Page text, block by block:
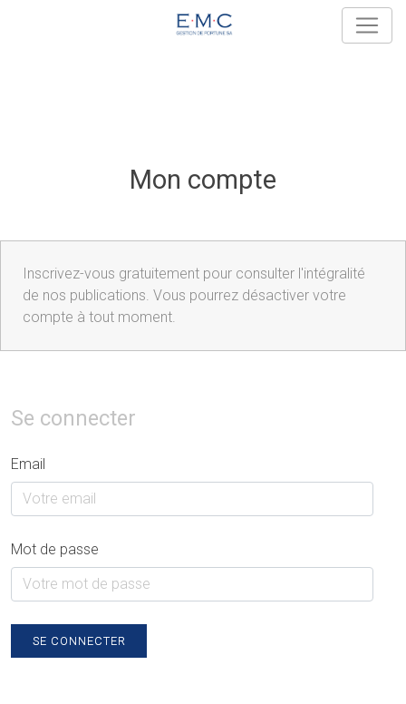
Mon compte
Inscrivez-vous gratuitement pour consulter l'intégralité
de nos publications. Vous pourrez désactiver votre
compte à tout moment.
Se connecter
Email
Mot de passe
SE CONNECTER